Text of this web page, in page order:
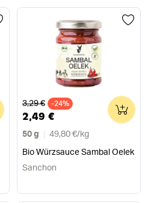
Alter Preis
3,29 € -24%
2,49 €
50 g 49,80 €/ kg
Bio Würzsauce Sambal Oelek
0
Sanchon